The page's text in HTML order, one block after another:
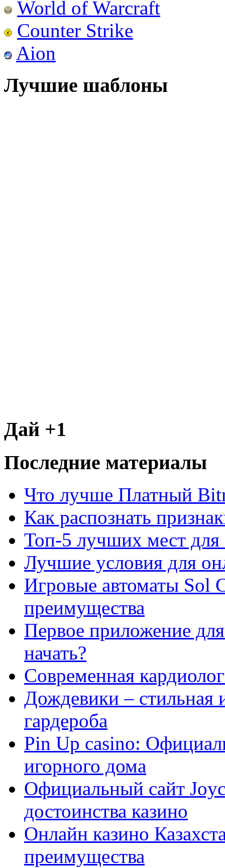
World of Warcraft
Counter Strike
Aion
Лучшие шаблоны
Дай +1
Последние материалы
Что лучше Платный
Как распознать
Топ-5 лучших мест для
Лучшие условия для
Игровые автоматы Sol
преимущества
Первое приложение
начать?
Современная
Дождевики – стильная
гардероба
Pin Up casino:
игорного дома
Официальный сайт
достоинства казино
Онлайн казино
преимущества